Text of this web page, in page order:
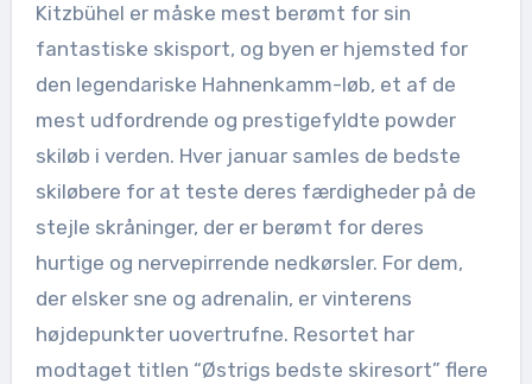
Kitzbühel er måske mest berømt for sin
fantastiske skisport, og byen er hjemsted for
den legendariske Hahnenkamm-løb, et af de
mest udfordrende og prestigefyldte powder
skiløb i verden. Hver januar samles de bedste
skiløbere for at teste deres færdigheder på de
stejle skråninger, der er berømt for deres
hurtige og nervepirrende nedkørsler. For dem,
der elsker sne og adrenalin, er vinterens
højdepunkter uovertrufne. Resortet har
modtaget titlen “Østrigs bedste skiresort” flere